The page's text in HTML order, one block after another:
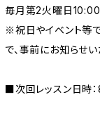
毎月第2火曜日
※祝日やイベント等
で、事前にお知らせ
■次回レッスン日時